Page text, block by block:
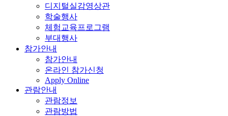
디지털실감영상관
학술행사
체험교육프로그램
부대행사
참가안내
참가안내
온라인 참가신청
Apply Online
관람안내
관람정보
관람방법